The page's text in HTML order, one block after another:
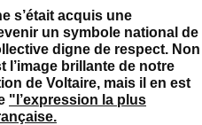
s’était acquis une
un symbole national de
digne de respect. Non
l’image brillante de notre
de Voltaire, mais il en est
"l’expression la plus